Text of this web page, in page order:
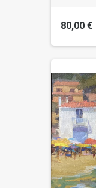
80,00 €